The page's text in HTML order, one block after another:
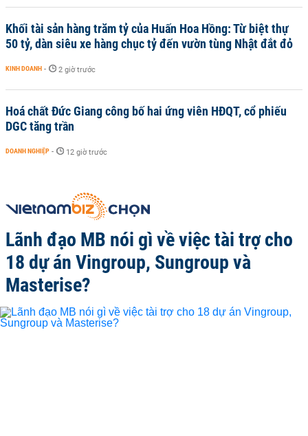
Khối tài sản hàng trăm tỷ của Huấn Hoa Hồng: Từ biệt thự
50 tỷ, dàn siêu xe hàng chục tỷ đến vườn tùng Nhật đắt đỏ
KINH DOANH - 2 giờ trước
Hoá chất Đức Giang công bố hai ứng viên HĐQT, cổ phiếu
DGC tăng trần
DOANH NGHIỆP - 12 giờ trước
Lãnh đạo MB nói gì về việc tài trợ cho
18 dự án Vingroup, Sungroup và
Masterise?